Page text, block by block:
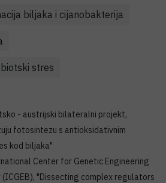
biljaka i cijanobakterija
stres
- austrijski bilateralni projekt,
fotosintezu s antioksidativnim
kod biljaka"
Center for Genetic Engineering
"Dissecting complex regulators